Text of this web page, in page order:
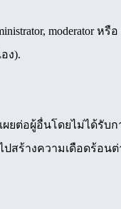
moderator หรือ
ง).
ยต่อผู้อื่นโดยไม่ได้รับ
ปสร้างความเดือดร้อนต่